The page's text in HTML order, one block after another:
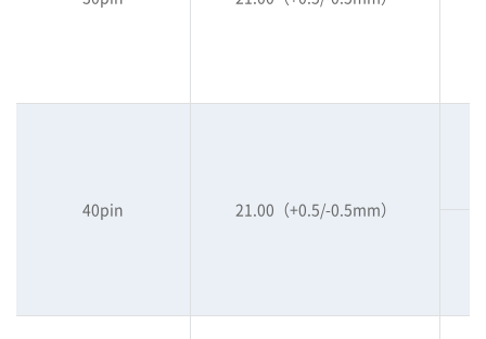
40pin 21.00（+0.5/-0.5mm）